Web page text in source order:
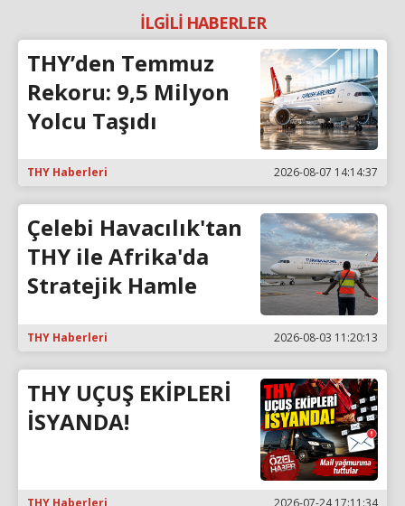
İLGİLİ HABERLER
THY’den Temmuz
Rekoru: 9,5 Milyon
Yolcu Taşıdı
THY Haberleri 2026-08-07 14:14:37
Çelebi Havacılık'tan
THY ile Afrika'da
Stratejik Hamle
THY Haberleri 2026-08-03 11:20:13
THY UÇUŞ EKİPLERİ
İSYANDA!
THY Haberleri 2026-07-24 17:11:34